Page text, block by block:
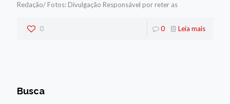
Redação/ Fotos: Divulgação Responsável por reter as
0 0 Leia mais
Busca